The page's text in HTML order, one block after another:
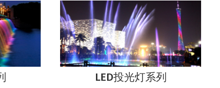
LED投光灯系列